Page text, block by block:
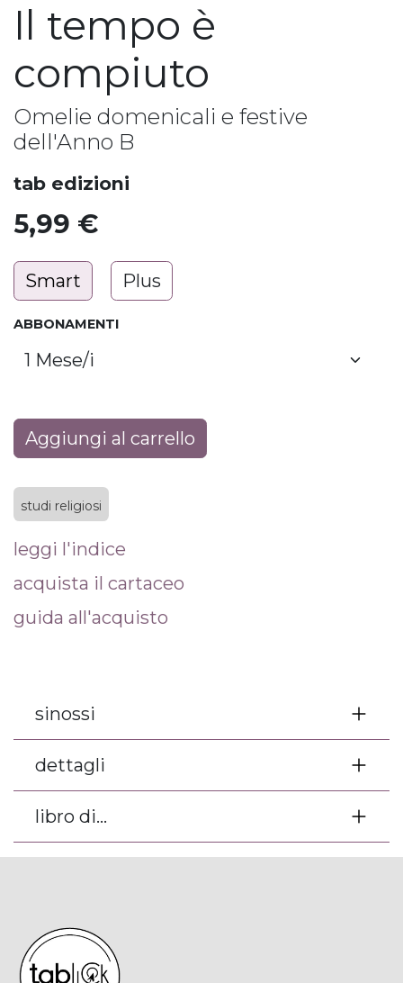
Il tempo è
compiuto
Omelie domenicali e festive
dell'Anno B
tab edizioni
5,99 €
Smart Plus
ABBONAMENTI
Aggiungi al carrello
studi religiosi
leggi l'indice
acquista il cartaceo
guida all'acquisto
sinossi
dettagli
libro di...